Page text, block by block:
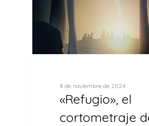
8 de noviembre de 2024
«Refugio», el
cortometraje